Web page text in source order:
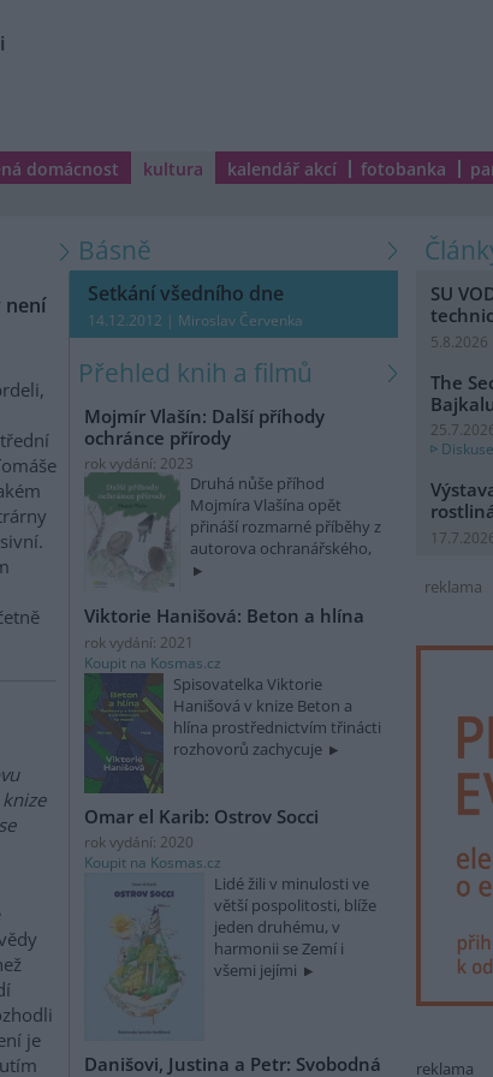
domácnost kultura kalendář akcí fotobanka
není
je
Básně
Setkání všedního dne
14.12.2012 | Miroslav Červenka
Přehled knih a filmů
Mojmír Vlašín: Další příhody
ochránce přírody
rok vydání: 2023
Druhá nůše příhod
Mojmíra Vlašína opět
přináší rozmarné příběhy z
autorova ochranářského,
Viktorie Hanišová: Beton a hlína
rok vydání: 2021
Koupit na Kosmas.cz
Spisovatelka Viktorie
Hanišová v knize Beton a
hlína prostřednictvím třinácti
rozhovorů zachycuje
Omar el Karib: Ostrov Socci
rok vydání: 2020
Koupit na Kosmas.cz
Lidé žili v minulosti ve
větší pospolitosti, blíže
jeden druhému, v
harmonii se Zemí i
všemi jejími
Danišovi, Justina a Petr: Svobodná
SU
5.8.2026
The
Bajkalu
reklama
reklama